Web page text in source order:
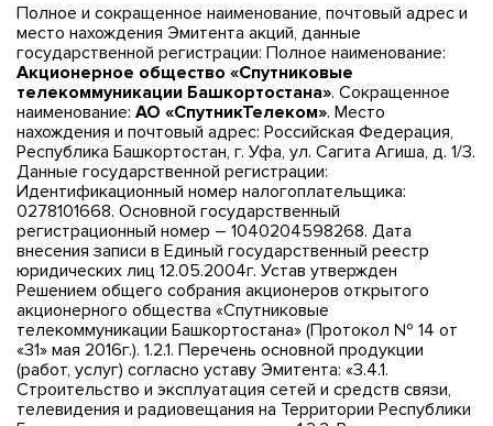
Полное и сокращенное наименование, почтовый адрес и
место нахождения Эмитента акций, данные
государственной регистрации: Полное наименование:
Акционерное общество «Спутниковые
телекоммуникации Башкортостана». Сокращенное
наименование: АО «СпутникТелеком». Место
нахождения и почтовый адрес: Российская Федерация,
Республика Башкортостан, г. Уфа, ул. Сагита Агиша, д. 1/3.
Данные государственной регистрации:
Идентификационный номер налогоплательщика:
0278101668. Основной государственный
регистрационный номер – 1040204598268. Дата
внесения записи в Единый государственный реестр
юридических лиц 12.05.2004г. Устав утвержден
Решением общего собрания акционеров открытого
акционерного общества «Спутниковые
телекоммуникации Башкортостана» (Протокол № 14 от
«31» мая 2016г.). 1.2.1. Перечень основной продукции
(работ, услуг) согласно уставу Эмитента: «3.4.1.
Строительство и эксплуатация сетей и средств связи,
телевидения и радиовещания на Территории Республики